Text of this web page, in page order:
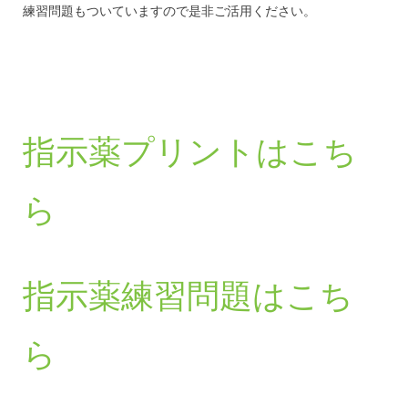
練習問題もついていますので是非ご活用ください。
指示薬プリントはこち
ら
指示薬練習問題はこち
ら